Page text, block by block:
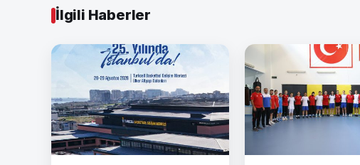
İlgili Haberler